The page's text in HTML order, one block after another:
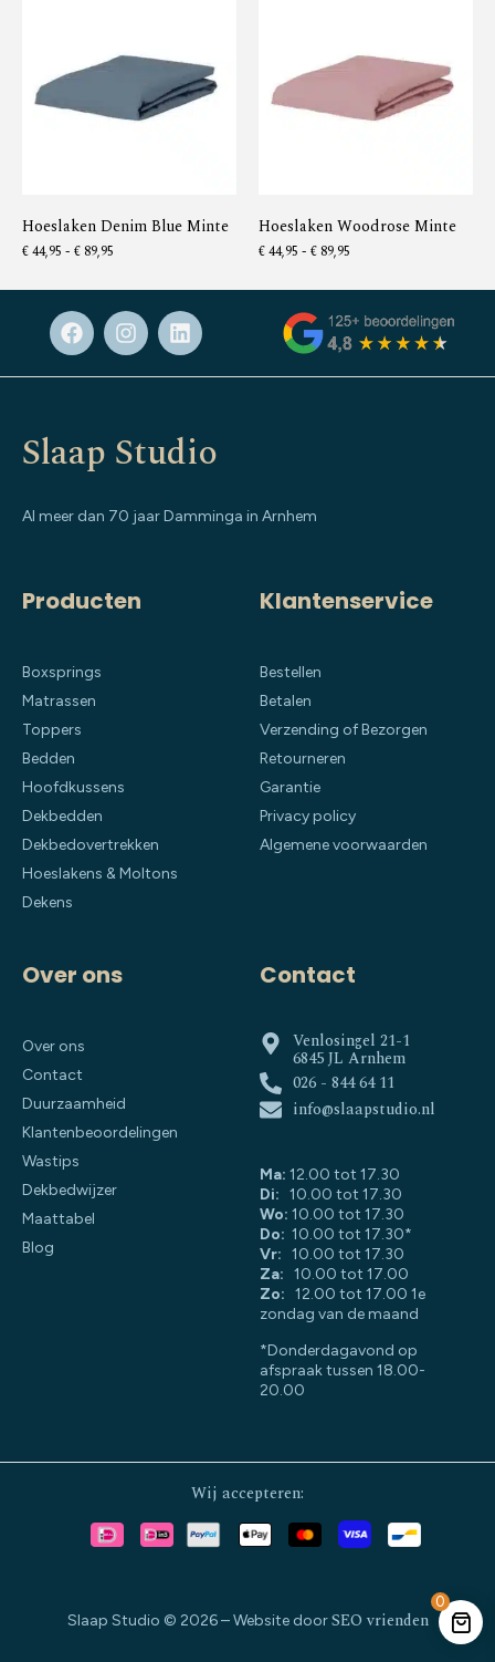
0
Hoeslaken Denim Blue Minte
€44,95 - € 89,95
Hoeslaken Woodrose Minte
€44,95 - € 89,95
Slaap Studio
Al meer dan 70 jaar Damminga in Arnhem
Producten
Boxsprings
Matrassen
Toppers
Bedden
Hoofdkussens
Dekbedden
Dekbedovertrekken
Hoeslakens & Moltons
Dekens
Klantenservice
Bestellen
Betalen
Verzending of Bezorgen
Retourneren
Garantie
Privacy policy
Algemene voorwaarden
Over ons
Over ons
Contact
Duurzaamheid
Klantenbeoordelingen
Wastips
Dekbedwijzer
Maattabel
Blog
Contact
Venlosingel 21-1
6845 JL Arnhem
026 - 844 64 11
info@slaapstudio.nl
Ma: 12.00 tot 17.30
Di: 10.00 tot 17.30
Wo: 10.00 tot 17.30
Do: 10.00 tot 17.30*
Vr: 10.00 tot 17.30
Za: 10.00 tot 17.00
Zo: 12.00 tot 17.00 1e
zondag van de maand
*Donderdagavond op
afspraak tussen 18.00-
20.00
Slaap Studio © 2026 – Website doorSEO vrienden
Wij accepteren: